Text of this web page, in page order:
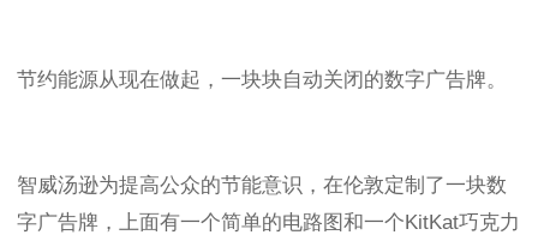
节约能源从现在做起，一块块自动关闭的数字广告牌。
智威汤逊为提高公众的节能意识，在伦敦定制了一块数
字广告牌，上面有一个简单的电路图和一个KitKat巧克力